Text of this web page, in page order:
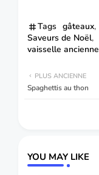
Tags gâteaux
Saveurs de Noël
vaisselle ancienne
PLUS ANCIENNE
Spaghettis au thon
YOU MAY LIKE